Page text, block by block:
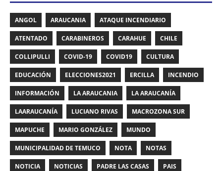
ANGOL ARAUCANIA ATAQUE INCENDIARIO
ATENTADO CARABINEROS CARAHUE CHILE
COLLIPULLI COVID-19 COVID19 CULTURA
EDUCACIÓN ELECCIONES2021 ERCILLA INCENDIO
INFORMACIÓN LA ARAUCANIA LA ARAUCANÍA
LAARAUCANÍA LUCIANO RIVAS MACROZONA SUR
MAPUCHE MARIO GONZÁLEZ MUNDO
MUNICIPALIDAD DE TEMUCO NOTA NOTAS
NOTICIA NOTICIAS PADRE LAS CASAS PAIS